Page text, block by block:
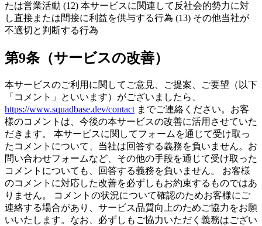
たは営業活動 (12) 本サービスに関連して反社会的勢力に対
し直接または間接に利益を供与する行為 (13) その他当社が
不適切と判断する行為
第9条（サービスの改善）
本サービスのご利用に関してご意見、ご提案、ご要望（以下
「コメント」といいます）がございましたら、
https://www.squadbase.dev/contact までご連絡ください。お客
様のコメントは、今後の本サービスの改善に活用させていた
だきます。 本サービスに関してフォームを通じて受け取っ
たコメントについて、当社は回答する義務を負いません。お
問い合わせフォームなど、その他の手段を通じて受け取った
コメントについても、回答する義務を負いません。 お客様
のコメントに対応した改善を必ずしもお約束するものではあ
りません。 コメントの状況について確認のためお客様にご
連絡する場合があり、サービス品質向上のためご協力をお願
いいたします。なお、必ずしもご協力いただく義務はござい